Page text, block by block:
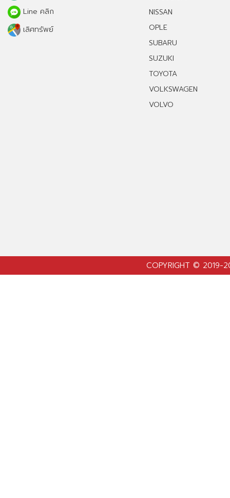
Line คลิก
เลิศทรัพย์
NISSAN
OPLE
SUBARU
SUZUKI
TOYOTA
VOLKSWAGEN
VOLVO
COPYRIGHT © 2019-